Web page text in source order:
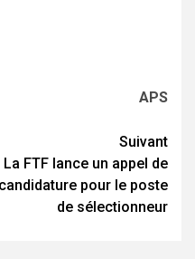
APS
Suivant
La FTF lance un appel de
candidature pour le poste
de sélectionneur